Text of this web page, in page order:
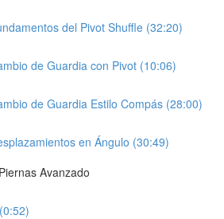
del Pivot Shuffle (32:20)
de Guardia con Pivot (10:06)
de Guardia Estilo Compás (28:00)
en Ángulo (30:49)
Avanzado